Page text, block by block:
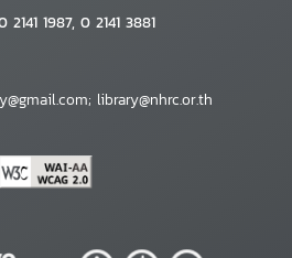
2141 1987, 0 2141 3881
library@nhrc.or.th